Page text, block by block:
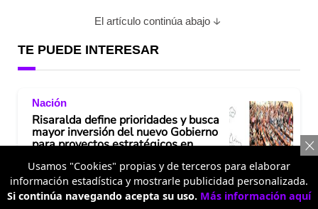
El artículo continúa abajo
TE PUEDE INTERESAR
Nación
Risaralda define prioridades y busca
mayor inversión del nuevo Gobierno
para proyectos estratégicos en
Nación
Usamos "Cookies" propias y de terceros para elaborar
información estadística y mostrarle publicidad personalizada.
Si continúa navegando acepta su uso. Más información aquí